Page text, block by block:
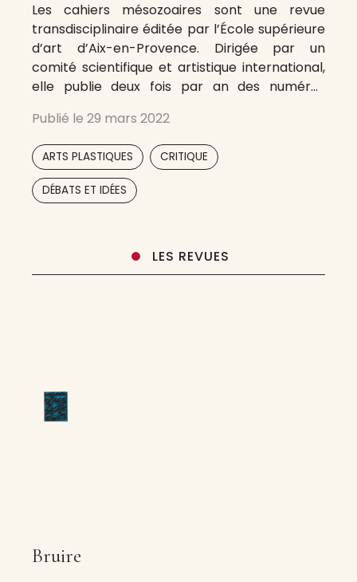
Les cahiers mésozoaires sont une revue
transdisciplinaire éditée par l’École supérieure
d’art d’Aix-en-Provence. Dirigée par un
comité scientifique et artistique international,
elle publie deux fois par an des numéros
sciences. Chaque numéro est composé
d’articles et d’images et traverse les champs
des sciences humaines, des arts et des
activismes. Articulés à
Publié le 29 mars 2022
ARTS PLASTIQUES CRITIQUE
DÉBATS ET IDÉES
LES REVUES
Bruire